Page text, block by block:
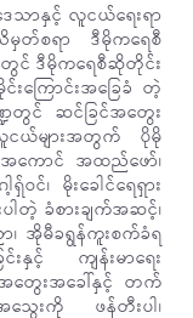
ာနှင့် လူငယ်ရေးရာ
သိမှတ်စရာ ဒီမိုကရေစီ
ဍတွင် ဒီမိုကရေစီဆိုတိုင်း
ကြောင်းအခြေခံ တဲ့
တွင် ဆင်ခြင်အတွေး
လူငယ်များအတွက် ပိုမို
ကောင် အထည်ဖော်၊
င်၊ မိုးခေါင်ရေရှား
ါတဲ့ ခံစားချက်အဆင့်၊
၊ အိုမီခရွန်ကူးစက်ခံရ
နှင့် ကျန်းမာရေး
တွေးအခေါ်နှင့် တက်
ေးကို ဖန်တီးပါ၊